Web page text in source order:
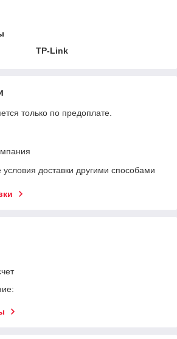
TP-Link
только по предоплате.
доставки другими способами